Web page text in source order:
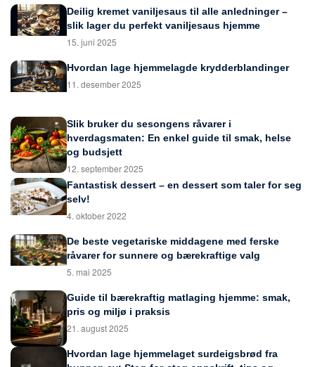
Deilig kremet vaniljesaus til alle anledninger –
slik lager du perfekt vaniljesaus hjemme
15. juni 2025
Hvordan lage hjemmelagde krydderblandinger
11. desember 2025
Slik bruker du sesongens råvarer i
hverdagsmaten: En enkel guide til smak, helse
og budsjett
12. september 2025
Fantastisk dessert – en dessert som taler for seg
selv!
4. oktober 2022
De beste vegetariske middagene med ferske
råvarer for sunnere og bærekraftige valg
5. mai 2025
Guide til bærekraftig matlaging hjemme: smak,
pris og miljø i praksis
21. august 2025
Hvordan lage hjemmelaget surdeigsbrød fra